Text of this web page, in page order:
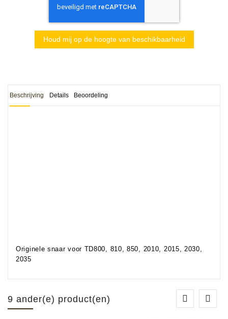
Houd mij op de hoogte van beschikbaarheid
Beschrijving Details Beoordeling
Originele snaar voor TD800, 810, 850, 2010, 2015, 2030,
2035
9 ander(e) product(en)